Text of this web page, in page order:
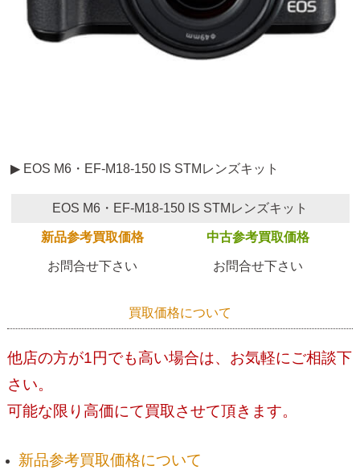
▶ EOS M6・EF-M18-150 IS STMレンズキット
EOS M6・EF-M18-150 IS STMレンズキット
新品参考買取価格 中古参考買取価格
お問合せ下さい お問合せ下さい
買取価格について
他店の方が1円でも高い場合は、お気軽にご相談下
さい。
可能な限り高価にて買取させて頂きます。
新品参考買取価格について